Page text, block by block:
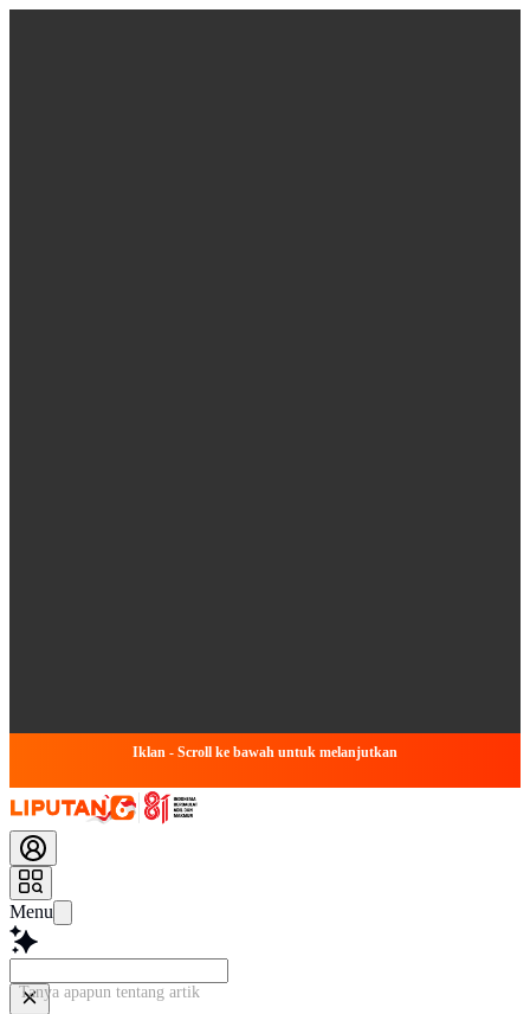
Iklan - Scroll ke bawah untuk melanjutkan
Menu
Tanya apapun tentang artikel ini.